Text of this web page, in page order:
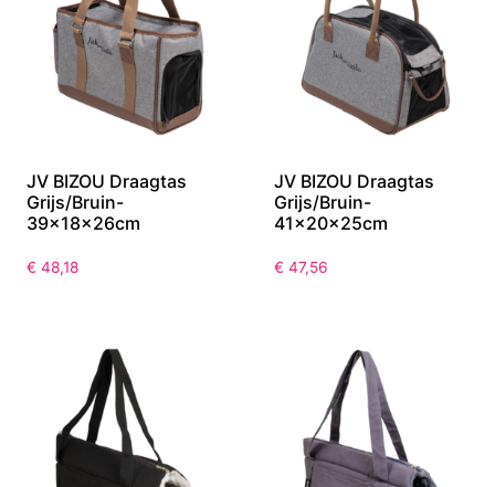
JV BIZOU Draagtas
Grijs/Bruin-
39x18x26cm
€ 48,18
JV BIZOU Draagtas
Grijs/Bruin-
41x20x25cm
€ 47,56